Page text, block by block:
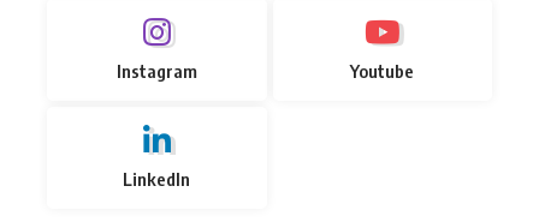
Instagram Youtube
LinkedIn